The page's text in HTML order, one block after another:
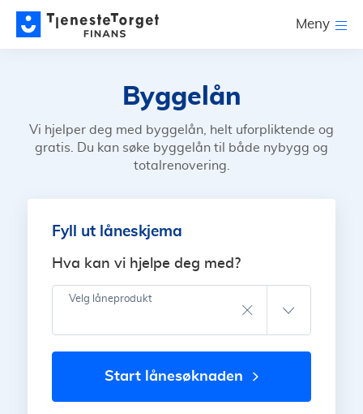
Meny
Byggelån
Vi hjelper deg med byggelån, helt uforpliktende og
gratis. Du kan søke byggelån til både nybygg og
totalrenovering.
Fyll ut låneskjema
Hva kan vi hjelpe deg med?
Velg låneprodukt
start lånesøknaden